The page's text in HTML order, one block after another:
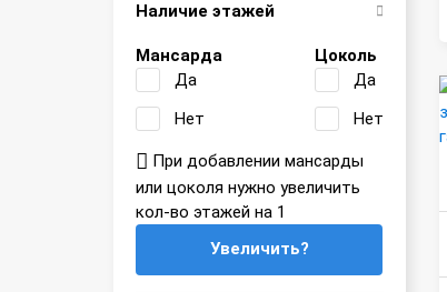
Наличие этажей
Мансарда
Да
Нет
Цоколь
Да
Нет
или цоколя нужно увеличить
кол-во этажей на 1
Увеличить?